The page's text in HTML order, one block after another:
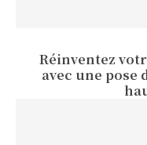
Réinventez
avec une pose